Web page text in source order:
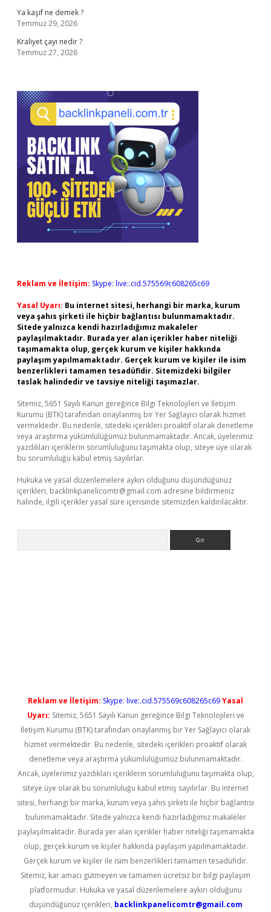
Ya kaşif ne demek ?
Temmuz 29, 2026
Kraliyet çayı nedir ?
Temmuz 27, 2026
Reklam ve İletişim: Skype: live:.cid.575569c608265c69
Yasal Uyarı: Bu internet sitesi, herhangi bir marka, kurum
veya şahıs şirketi ile hiçbir bağlantısı bulunmamaktadır.
Sitede yalnızca kendi hazırladığımız makaleler
paylaşılmaktadır. Burada yer alan içerikler haber niteliği
taşımamakta olup, gerçek kurum ve kişiler hakkında
paylaşım yapılmamaktadır. Gerçek kurum ve kişiler ile isim
benzerlikleri tamamen tesadüfidir. Sitemizdeki bilgiler
taslak halindedir ve tavsiye niteliği taşımazlar.
Sitemiz, 5651 Sayılı Kanun gereğince Bilgi Teknolojileri ve İletişim
Kurumu (BTK) tarafından onaylanmış bir Yer Sağlayıcı olarak hizmet
vermektedir. Bu nedenle, sitedeki içerikleri proaktif olarak denetleme
veya araştırma yükümlülüğümüz bulunmamaktadır. Ancak, üyelerimiz
yazdıkları içeriklerin sorumluluğunu taşımakta olup, siteye üye olarak
bu sorumluluğu kabul etmiş sayılırlar.
Hukuka ve yasal düzenlemelere aykırı olduğunu düşündüğünüz
içerikleri, backlinkpanelicomtr@gmail.com adresine bildirmeniz
halinde, ilgili içerikler yasal süre içerisinde sitemizden kaldırılacaktır.
Reklam ve İletişim: Skype: live:.cid.575569c608265c69Yasal
Uyarı: Sitemiz, 5651 Sayılı Kanun gereğince Bilgi Teknolojileri ve
İletişim Kurumu (BTK) tarafından onaylanmış bir Yer Sağlayıcı olarak
hizmet vermektedir. Bu nedenle, sitedeki içerikleri proaktif olarak
denetleme veya araştırma yükümlülüğümüz bulunmamaktadır.
Ancak, üyelerimiz yazdıkları içeriklerin sorumluluğunu taşımakta olup,
siteye üye olarak bu sorumluluğu kabul etmiş sayılırlar. Bu internet
sitesi, herhangi bir marka, kurum veya şahıs şirketi ile hiçbir bağlantısı
bulunmamaktadır. Sitede yalnızca kendi hazırladığımız makaleler
paylaşılmaktadır. Burada yer alan içerikler haber niteliği taşımamakta
olup, gerçek kurum ve kişiler hakkında paylaşım yapılmamaktadır.
Gerçek kurum ve kişiler ile isim benzerlikleri tamamen tesadüfidir.
Sitemiz, kar amacı gütmeyen ve tamamen ücretsiz bir bilgi paylaşım
platformudur. Hukuka ve yasal düzenlemelere aykırı olduğunu
düşündüğünüz içerikleri, backlinkpanelicomtr@gmail.com